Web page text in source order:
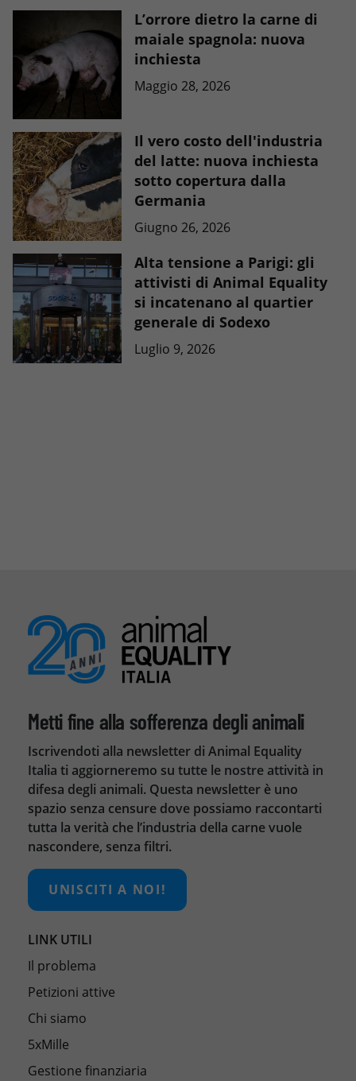
L’orrore dietro la carne di
maiale spagnola: nuova
inchiesta
Maggio 28, 2026
Il vero costo dell'industria
del latte: nuova inchiesta
sotto copertura dalla
Germania
Giugno 26, 2026
Alta tensione a Parigi: gli
attivisti di Animal Equality
si incatenano al quartier
generale di Sodexo
Luglio 9, 2026
Metti fine alla sofferenza degli animali
Iscrivendoti alla newsletter di Animal Equality
Italia ti aggiorneremo su tutte le nostre attività in
difesa degli animali. Questa newsletter è uno
spazio senza censure dove possiamo raccontarti
tutta la verità che l’industria della carne vuole
nascondere, senza filtri.
UNISCITI A NOI!
LINK UTILI
Il problema
Petizioni attive
Chi siamo
5xMille
Gestione finanziaria